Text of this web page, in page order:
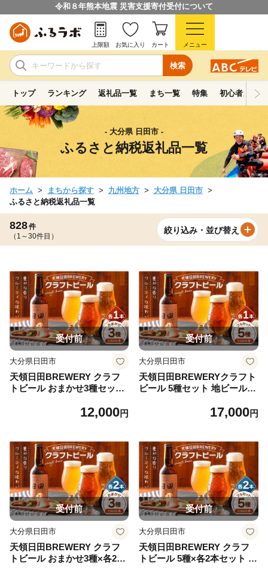
令和８年熊本地震 災害支援寄付受付について
検索
上限額 お気に入り カート メニュー
トップ ランキング 返礼品一覧 まち一覧 特集 初心者ガイド
- 大分県 日田市 -
ふるさと納税返礼品一覧
ホーム まちから探す 九州地方
大分県 日田市
ふるさと納税返礼品一覧
828件
（1～30件目）
絞り込み・並び替え
受付前
大分県日田市
天領日田BREWERY クラフ
トビール おまかせ3種セット
み比べ 日田市 / 株式会社HK
12,000円
受付前
大分県日田市
天領日田BREWERYクラフト
ビール 5種セット 地ビール
田市 / 株式会社HK企画 [ARD
17,000円
受付前
大分県日田市
天領日田BREWERY クラフ
トビール おまかせ3種×各2本
受付前
大分県日田市
天領日田BREWERY クラフ
トビール 5種×各2本セット 地